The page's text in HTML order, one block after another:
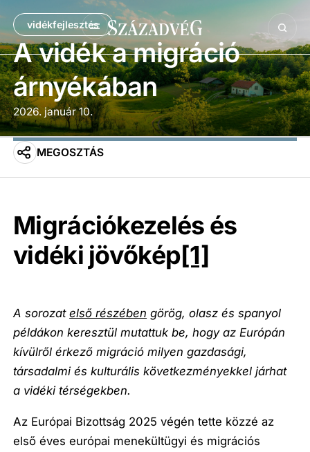
vidékfejlesztés
A vidék a migráció
árnyékában
2026. január 10.
MEGOSZTÁS
Migrációkezelés és
vidéki jövőkép[1]
A sorozatelső részében görög, olasz és spanyol
példákon keresztül mutattuk be, hogy az Európán
kívülről érkező migráció milyen gazdasági,
társadalmi és kulturális következményekkel járhat
a vidéki térségekben.
Az Európai Bizottság 2025 végén tette közzé az
első éves európai menekültügyi és migrációs